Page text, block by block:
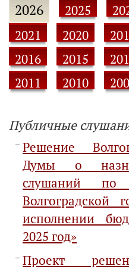
2026 2025
2021
2020
2016
2015
2011
2010
Публичные
Решение
Думы о
слушаний по
Волгоградской
исполнении
2025 год»
Проект